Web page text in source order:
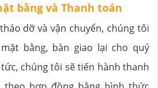
bằng và Thanh toán
dỡ và vận chuyển, chúng tôi
bằng, bàn giao lại cho quý
chúng tôi sẽ tiến hành thanh